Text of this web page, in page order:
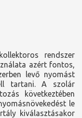
rendszer
azért fontos,
levő nyomást
tartani. A szolár
következtében
le
kiválasztásakor